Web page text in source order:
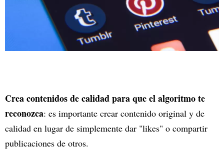
Crea contenidos de calidad para que el algoritmo te
reconozca: es importante crear contenido original y de
calidad en lugar de simplemente dar "likes" o compartir
publicaciones de otros.